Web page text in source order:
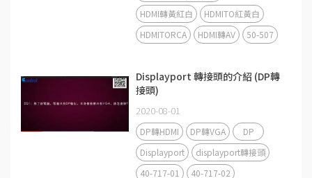
HDMI轉黃紅白
HDMITO紅黃白
HDMITORCA
HDMI轉AV 50-507
Displayport 轉接頭的介紹 (DP轉
接頭)
2020-08-01
DP轉HDMI DP轉VGA
DP
Displayport
displayport轉接頭
40-717-01
40-717-02